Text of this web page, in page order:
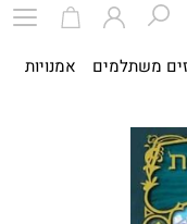
משתלמים אמנויות